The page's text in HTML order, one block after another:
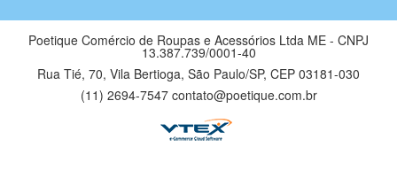
Poetique Comércio de Roupas e Acessórios Ltda ME - CNPJ
13.387.739/0001-40
Rua Tié, 70, Vila Bertioga, São Paulo/SP, CEP 03181-030
(11) 2694-7547 contato@poetique.com.br